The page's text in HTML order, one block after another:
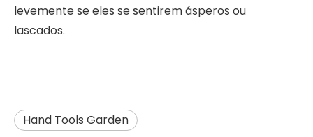
levemente se eles se sentirem ásperos ou
lascados.
Hand Tools Garden